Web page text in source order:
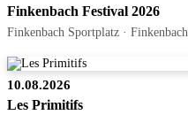
Finkenbach Festival 2026
Finkenbach Sportplatz · Finkenbach
10.08.2026
Les Primitifs